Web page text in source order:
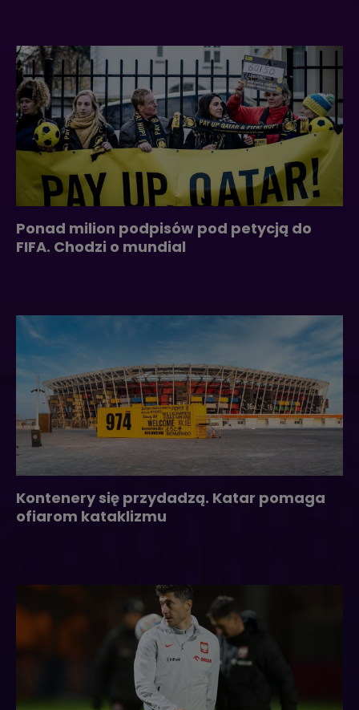
Ponad milion podpisów pod petycją do
FIFA. Chodzi o mundial
Kontenery się przydadzą. Katar pomaga
ofiarom kataklizmu